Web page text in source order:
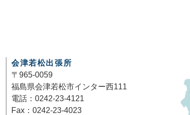
会津若松出張所
〒965-0059
福島県会津若松市インター西111
電話：0242-23-4121
Fax：0242-23-4023